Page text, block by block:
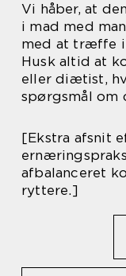
Vi håber, at
i mad med
med at træffe
Husk altid at
eller diætist,
spørgsmål om
[Ekstra afsnit
afbalanceret
ryttere.]